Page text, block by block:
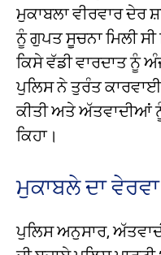
ਮੁਕਾਬਲਾ ਵੀਰਵਾਰ
ਨੂੰ ਗੁਪਤ ਸੂਚਨਾ ਮਿਲੀ
ਕਿਸੇ ਵੱਡੀ ਵਾਰਦਾਤ ਨੂੰ
ਪੁਲਿਸ ਨੇ ਤੁਰੰਤ
ਕੀਤੀ ਅਤੇ
ਕਿਹਾ।
ਮੁਕਾਬਲੇ ਦਾ ਵੇਰਵਾ
ਪੁਲਿਸ ਅਨੁਸਾਰ,